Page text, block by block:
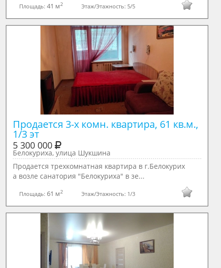
Площадь:41 м2 Этаж/Этажность: 5/5
Продается 3-х комн. квартира, 61 кв.м.,
1/3 эт
5 300 000
Белокуриха, улица Шукшина
Продается трехкомнатная квартира в г.Белокурих
а возле санатория "Белокуриха" в зе...
Площадь:61 м2 Этаж/Этажность: 1/3